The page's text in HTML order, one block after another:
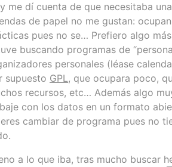
me dí cuenta de que necesitaba
de papel no me gustan:
pues no se… Prefiero algo más
buscando programas de
personales (léase
supuesto GPL, que ocupara poco,
recursos, etc… Además algo
con los datos en un formato
cambiar de programa pues no
a lo que iba, tras mucho buscar